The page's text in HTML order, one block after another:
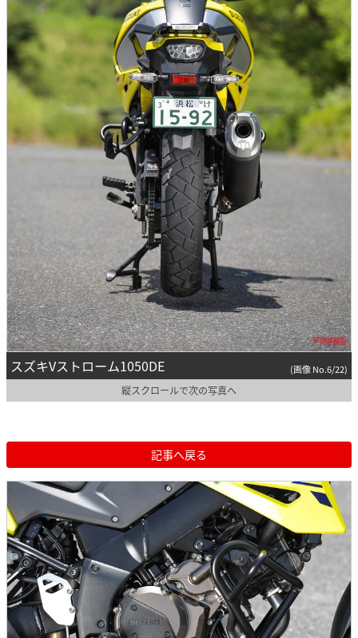
スズキVストローム1050DE (画像 No.6/22)
縦スクロールで次の写真へ
記事へ戻る